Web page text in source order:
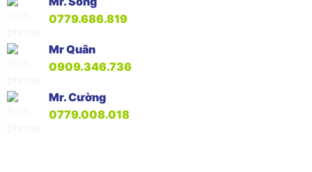
0779.686.819
Mr Quân
0909.346.736
Mr. Cường
0779.008.018